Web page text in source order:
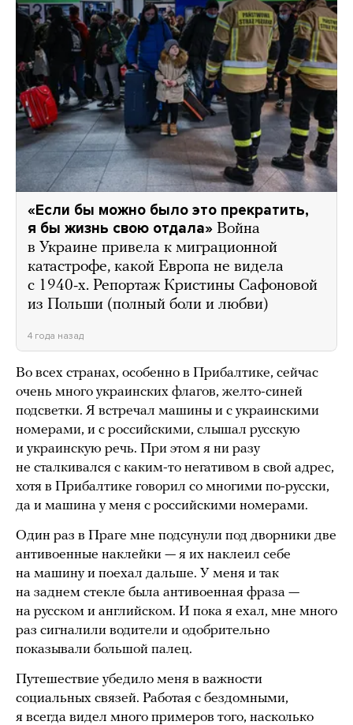
«Если бы можно было это прекратить,
я бы жизнь свою отдала» Война
в Украине привела к миграционной
катастрофе, какой Европа не видела
с 1940-х. Репортаж Кристины Сафоновой
из Польши (полный боли и любви)
4 года назад
Во всех странах, особенно в Прибалтике, сейчас
очень много украинских флагов, желто-синей
подсветки. Я встречал машины и с украинскими
номерами, и с российскими, слышал русскую
и украинскую речь. При этом я ни разу
не сталкивался с каким-то негативом в свой адрес,
хотя в Прибалтике говорил со многими по-русски,
да и машина у меня с российскими номерами.
Один раз в Праге мне подсунули под дворники две
антивоенные наклейки — я их наклеил себе
на машину и поехал дальше. У меня и так
на заднем стекле была антивоенная фраза —
на русском и английском. И пока я ехал, мне много
раз сигналили водители и одобрительно
показывали большой палец.
Путешествие убедило меня в важности
социальных связей. Работая с бездомными,
я всегда видел много примеров того, насколько